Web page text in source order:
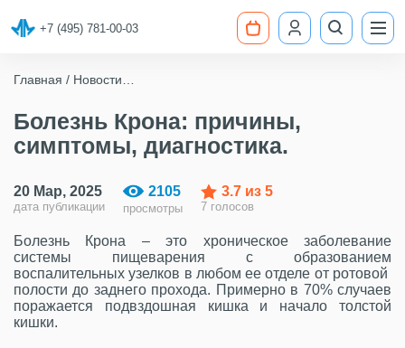
+7 (495) 781-00-03
Главная
Новости
Болезнь Крона: причины,
симптомы, диагностика.
20 Мар, 2025
дата публикации
2105
просмотры
3.7 из 5
7 голосов
Болезнь Крона – это хроническое заболевание
системы пищеварения с образованием
воспалительных узелков в любом ее отделе от ротовой
полости до заднего прохода. Примерно в 70% случаев
поражается подвздошная кишка и начало толстой
кишки.